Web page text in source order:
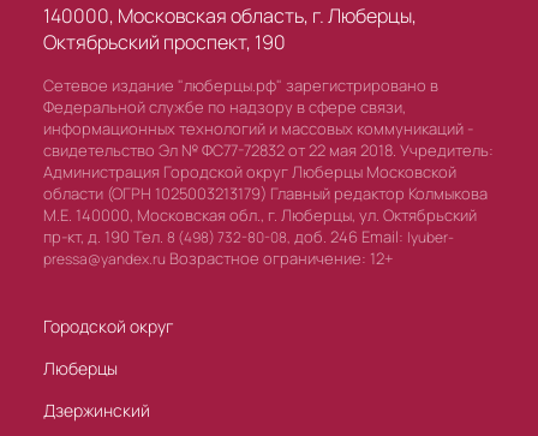
140000, Московская область, г. Люберцы,
Октябрьский проспект, 190
Сетевое издание "люберцы.рф" зарегистрировано в
Федеральной службе по надзору в сфере связи,
информационных технологий и массовых коммуникаций -
свидетельство Эл № ФС77-72832 от 22 мая 2018. Учредитель:
Администрация Городской округ Люберцы Московской
области (ОГРН 1025003213179) Главный редактор Колмыкова
М.Е. 140000, Московская обл., г. Люберцы, ул. Октябрьский
пр-кт, д. 190 Тел. 8 (498) 732-80-08, доб. 246 Email: lyuber-
pressa@yandex.ru Возрастное ограничение: 12+
Городской округ
Люберцы
Дзержинский